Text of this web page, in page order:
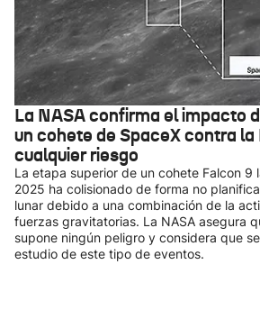
La NASA confirma el impacto
un cohete de SpaceX contra
cualquier riesgo
La etapa superior de un cohete Falcon 9
2025 ha colisionado de forma no
lunar debido a una combinación de la
fuerzas gravitatorias. La NASA asegura
supone ningún peligro y considera que
estudio de este tipo de eventos.